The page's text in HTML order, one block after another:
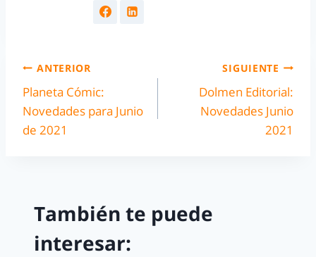
ANTERIOR
Planeta Cómic:
Novedades para Junio
de 2021
SIGUIENTE
Dolmen Editorial:
Novedades Junio
2021
También te puede
interesar: